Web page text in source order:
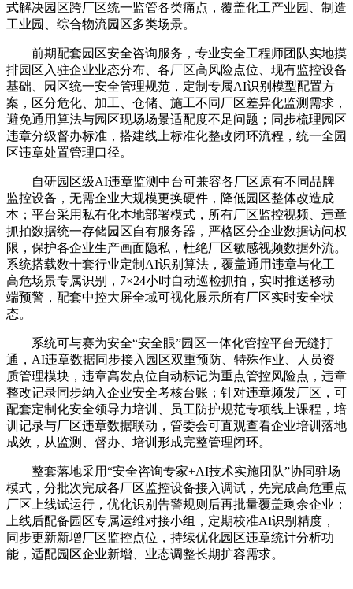
式解决园区跨厂区统一监管各类痛点，覆盖化工产业园、制造
工业园、综合物流园区多类场景。
前期配套园区安全咨询服务，专业安全工程师团队实地摸
排园区入驻企业业态分布、各厂区高风险点位、现有监控设备
基础、园区统一安全管理规范，定制专属AI识别模型配置方
案，区分危化、加工、仓储、施工不同厂区差异化监测需求，
避免通用算法与园区现场场景适配度不足问题；同步梳理园区
违章分级督办标准，搭建线上标准化整改闭环流程，统一全园
区违章处置管理口径。
自研园区级AI违章监测中台可兼容各厂区原有不同品牌
监控设备，无需企业大规模更换硬件，降低园区整体改造成
本；平台采用私有化本地部署模式，所有厂区监控视频、违章
抓拍数据统一存储园区自有服务器，严格区分企业数据访问权
限，保护各企业生产画面隐私，杜绝厂区敏感视频数据外流。
系统搭载数十套行业定制AI识别算法，覆盖通用违章与化工
高危场景专属识别，7×24小时自动巡检抓拍，实时推送移动
端预警，配套中控大屏全域可视化展示所有厂区实时安全状
态。
系统可与赛为安全“安全眼”园区一体化管控平台无缝打
通，AI违章数据同步接入园区双重预防、特殊作业、人员资
质管理模块，违章高发点位自动标记为重点管控风险点，违章
整改记录同步纳入企业安全考核台账；针对违章频发厂区，可
配套定制化安全领导力培训、员工防护规范专项线上课程，培
训记录与厂区违章数据联动，管委会可直观查看企业培训落地
成效，从监测、督办、培训形成完整管理闭环。
整套落地采用“安全咨询专家+AI技术实施团队”协同驻场
模式，分批次完成各厂区监控设备接入调试，先完成高危重点
厂区上线试运行，优化识别告警规则后再批量覆盖剩余企业；
上线后配备园区专属运维对接小组，定期校准AI识别精度，
同步更新新增厂区监控点位，持续优化园区违章统计分析功
能，适配园区企业新增、业态调整长期扩容需求。